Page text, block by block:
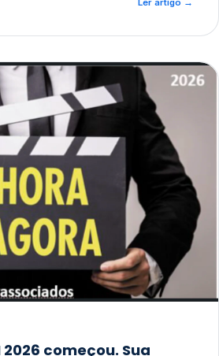
regulatório junto a órgãos como a
começou. Sua